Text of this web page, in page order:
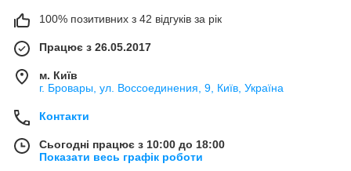
100% позитивних з 42 відгуків за рік
Працює з 26.05.2017
м. Київ
г. Бровары, ул. Воссоединения, 9, Київ, Україна
Контакти
Сьогодні працює з 10:00 до 18:00
Показати весь графік роботи